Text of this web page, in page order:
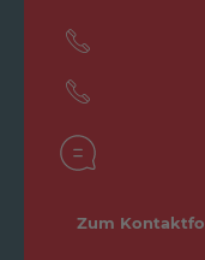
Zum